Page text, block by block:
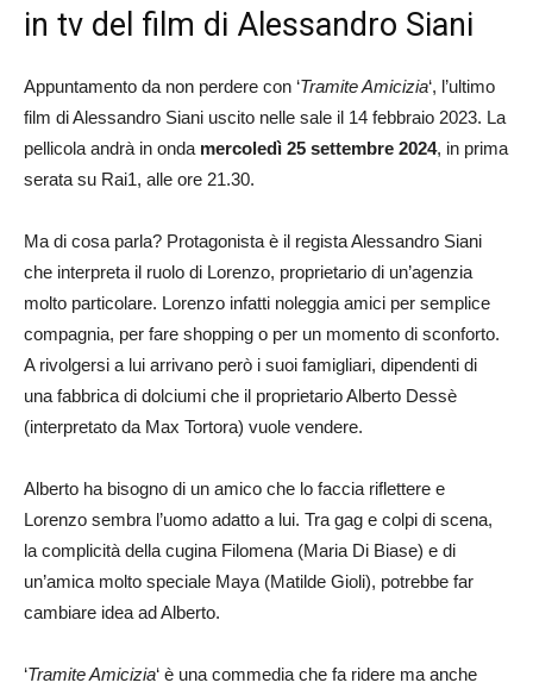
in tv del film di Alessandro Siani
Appuntamento da non perdere con ‘Tramite Amicizia‘, l’ultimo
film di Alessandro Siani uscito nelle sale il 14 febbraio 2023. La
pellicola andrà in onda mercoledì 25 settembre 2024, in prima
serata su Rai1, alle ore 21.30.
Ma di cosa parla? Protagonista è il regista Alessandro Siani
che interpreta il ruolo di Lorenzo, proprietario di un’agenzia
molto particolare. Lorenzo infatti noleggia amici per semplice
compagnia, per fare shopping o per un momento di sconforto.
A rivolgersi a lui arrivano però i suoi famigliari, dipendenti di
una fabbrica di dolciumi che il proprietario Alberto Dessè
(interpretato da Max Tortora) vuole vendere.
Alberto ha bisogno di un amico che lo faccia riflettere e
Lorenzo sembra l’uomo adatto a lui. Tra gag e colpi di scena,
la complicità della cugina Filomena (Maria Di Biase) e di
un’amica molto speciale Maya (Matilde Gioli), potrebbe far
cambiare idea ad Alberto.
‘Tramite Amicizia‘ è una commedia che fa ridere ma anche